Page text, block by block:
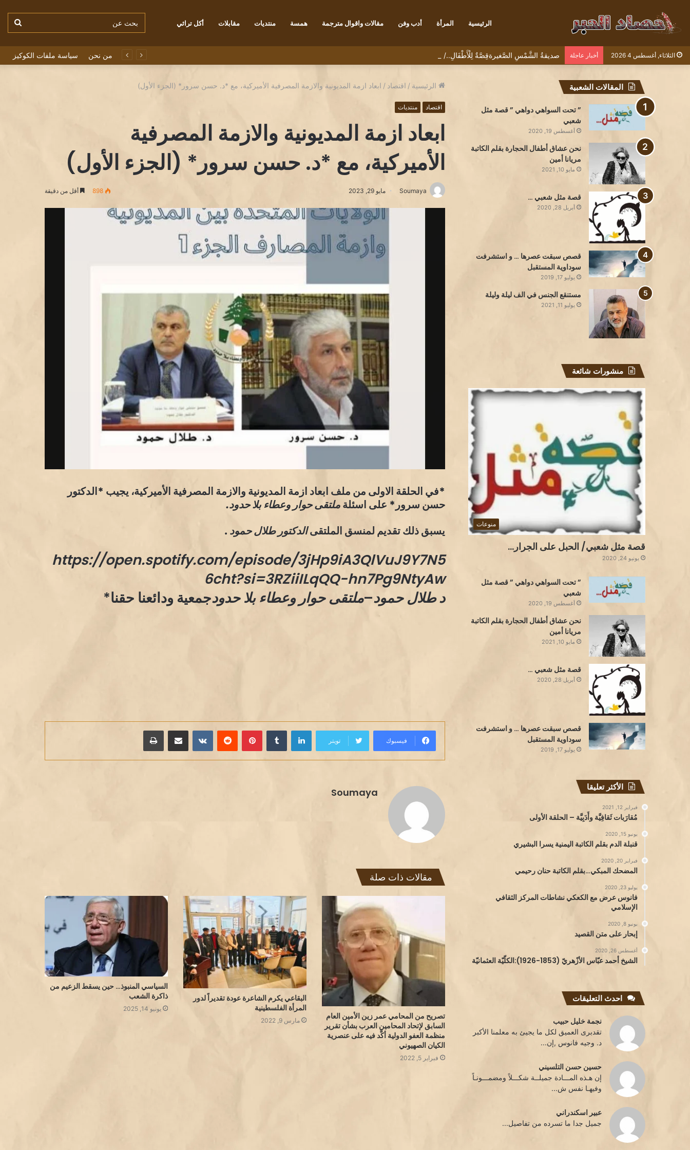
الرئيسية المرأة أدب وفن مقالات واقوال مترجمة همسة منتديات مقابلات أكل تراثي بحث
الثلاثاء, أغسطس 4 2026 أخبار عاجلة صديقةُ الشَّمْسِ الصَّغيرةقِصَّةٌ لِلْأَطْفَالِ../ بقلم الكاتب رضا يونس من نحن سياسة ملفات الكوكيز
الرئيسية / اقتصاد / ابعاد ازمة المديونية والازمة المصرفية الأميركية، مع *د. حسن سرور* (الجزء الأول)
اقتصاد منتديات
ابعاد ازمة المديونية والازمة المصرفية
الأميركية، مع *د. حسن سرور* (الجزء الأول)
Soumaya مايو 29, 2023 898 أقل من دقيقة
*في الحلقة الاولى من ملف ابعاد ازمة المديونية والازمة المصرفية الأميركية، يجيب *الدكتور
حسن سرور* على اسئلة ملتقى حوار وعطاء بلا حدود.
يسبق ذلك تقديم لمنسق الملتقىالدكتور طلال حمود .
https://open.spotify.com/episode/3jHp9iA3QlVuJ9Y7N5
6cht?si=3RZiiILqQQ-hn7Pg9NtyAw
د طلال حمود–ملتقى حوار وعطاء بلا حدودجمعية ودائعنا حقنا*
فيسبوك تويتر
لينكدإن بينتيريست مشاركة عبر البريد طباعة
Soumaya
مقالات ذات صلة
تصريح من المحامي عمر زين الأمين العام
السابق لإتحاد المحامين العرب بشأن تقرير
منظمة العفو الدولية أكَّد فيه على عنصرية
الكيان الصهيوني
فبراير 5, 2022
البقاعي يكرم الشاعرة عودة تقديراً لدور
المرأة الفلسطينية
مارس 9, 2022
السياسي المنبوذ… حين يسقط الزعيم من
ذاكرة الشعب
يونيو 14, 2025
المقالات الشعبية
” تحت السواهي دواهي ” قصة مثل
شعبي
أغسطس 19, 2020
نحن عشاق أطفال الحجارة بقلم الكاتبة
مريانا أمين
مايو 10, 2021
قصة مثل شعبي …
أبريل 28, 2020
قصص سبقت عصرها … و استشرفت
سوداوية المستقبل
يوليو 17, 2019
مستنقع الجنس في الف ليلة وليلة
يوليو 11, 2021
منشورات شائعة
منوعات
قصة مثل شعبي/ الحبل على الجرار…
يونيو 24, 2020
” تحت السواهي دواهي ” قصة مثل
شعبي
أغسطس 19, 2020
نحن عشاق أطفال الحجارة بقلم الكاتبة
مريانا أمين
مايو 10, 2021
قصة مثل شعبي …
أبريل 28, 2020
قصص سبقت عصرها … و استشرفت
سوداوية المستقبل
يوليو 17, 2019
الأكثر تعليقا
فبراير 12, 2021
مُقارَبات ثَقافِيَّة وأَدَبِيَّة – الحلقة الأولى
يونيو 15, 2020
قنبلة الدم بقلم الكاتبة اليمنية يسرا البشيري
فبراير 20, 2020
المضحك المبكي…بقلم الكاتبة حنان رحيمي
يوليو 23, 2020
فانوس عرض مع الكعكي نشاطات المركز الثقافي
الإسلامي
يونيو 8, 2020
إبحار على متن القصيد
أغسطس 26, 2020
الشيخ أحمد عبّاس الأزْهريّ (1853-1926):الكلّيّة العثمانيّة
احدث التعليقات
نجمة خليل حبيب
تقدبرى العميق لكل ما يجيئ به معلمنا الأكبر
د. وجيه فانوس ,إن...
حسين حسن التلسيني
إن هـذه المـــادة جميلــة شكـــلاً ومضمـــونـاً
وفيهـا نفس ش...
عبير اسكندراني
جميل جدا ما تسرده من تفاصيل...